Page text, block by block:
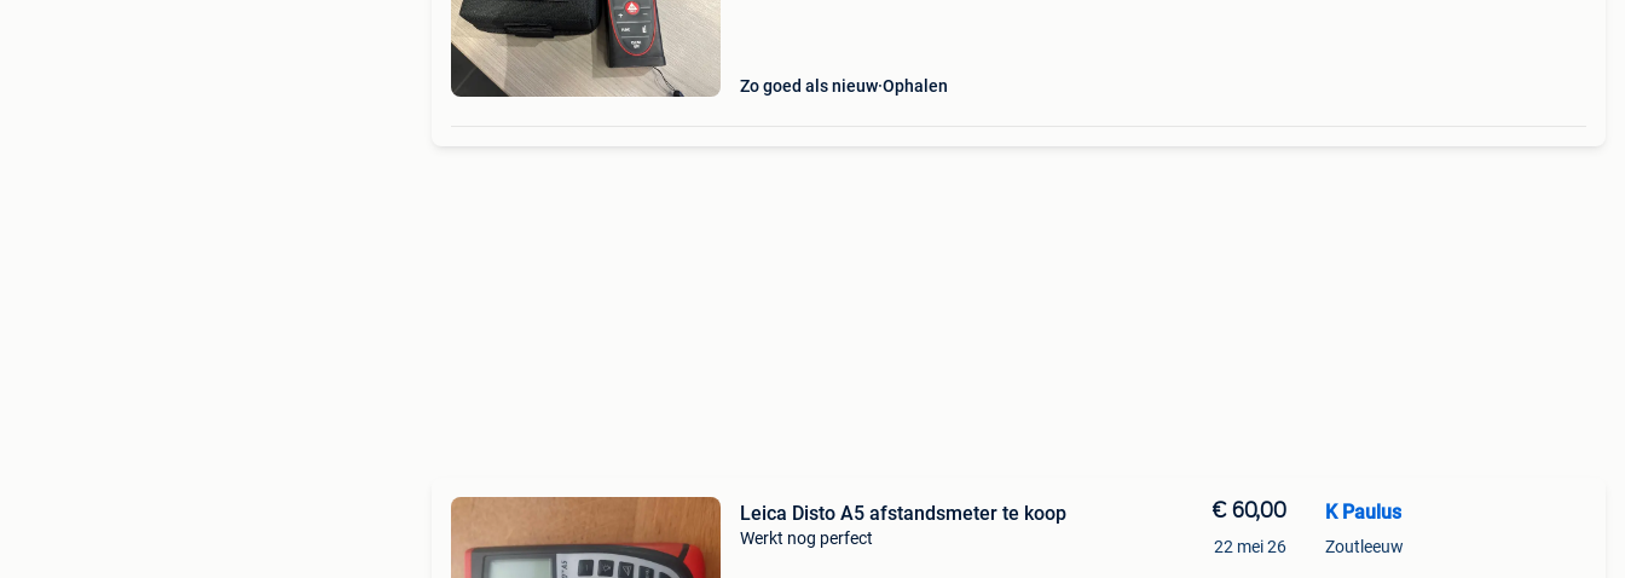
Zo goed als nieuw Ophalen
Leica Disto A5 afstandsmeter te koop
Werkt nog perfect
€ 60,00
22 mei 26
K Paulus
Zoutleeuw